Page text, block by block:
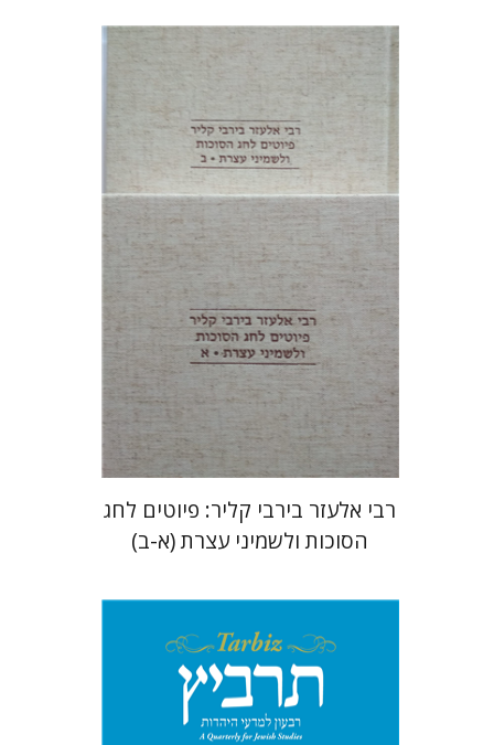
שולמית אליצור
הנחת אתר ספר מודפס
$125
$112
רבי אלעזר בירבי קליר: פיוטים לחג
הסוכות ולשמיני עצרת (א-ב)
מיכאל סיגל יהונתן גארב